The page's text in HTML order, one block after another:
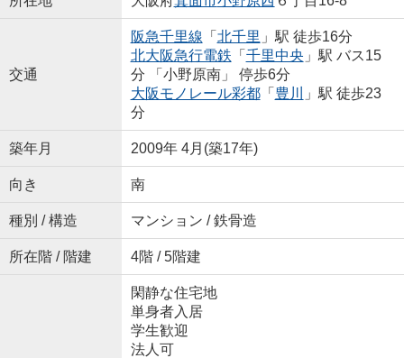
交通
阪急千里線 「 北千里 」駅 徒歩16分
北大阪急行電鉄 「 千里中央 」駅 バス15
分 「小野原南」 停歩6分
大阪モノレール彩都「 豊川
」駅 徒歩23
分
築年月 2009年 4月(築17年)
向き 南
種別 / 構造 マンション / 鉄骨造
所在階 / 階建 4階 / 5階建
閑静な住宅地
単身者入居
学生歓迎
法人可